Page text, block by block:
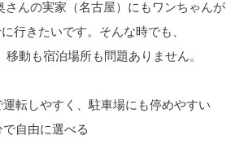
さんの実家（名古屋）にもワンちゃんが
行きたいです。そんな時でも、
移動も宿泊場所も問題ありません。
転しやすく、駐車場にも停めやすい
自由に選べる